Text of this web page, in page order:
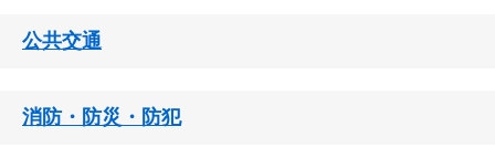
公共交通
消防・防災・防犯